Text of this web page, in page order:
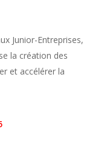
Junior-Entreprises,
la création des
et accélérer la